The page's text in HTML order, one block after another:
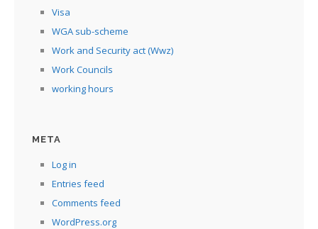
Visa
WGA sub-scheme
Work and Security act (Wwz)
Work Councils
working hours
META
Log in
Entries feed
Comments feed
WordPress.org